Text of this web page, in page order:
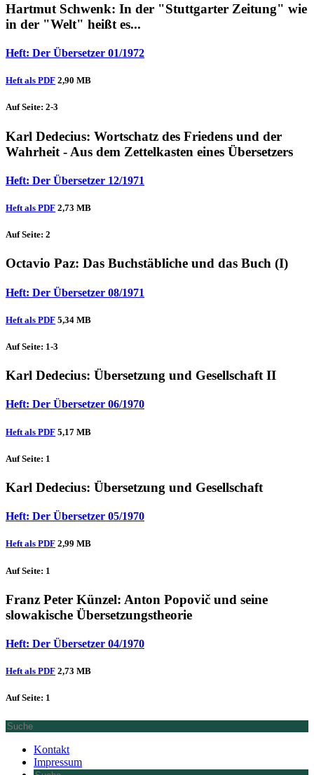
Hartmut Schwenk: In der "Stuttgarter Zeitung" wie
in der "Welt" heißt es...
Heft: Der Übersetzer 01/1972
Heft als PDF 2,90 MB
Auf Seite: 2-3
Karl Dedecius: Wortschatz des Friedens und der
Wahrheit - Aus dem Zettelkasten eines Übersetzers
Heft: Der Übersetzer 12/1971
Heft als PDF 2,73 MB
Auf Seite: 2
Octavio Paz: Das Buchstäbliche und das Buch (I)
Heft: Der Übersetzer 08/1971
Heft als PDF 5,34 MB
Auf Seite: 1-3
Karl Dedecius: Übersetzung und Gesellschaft II
Heft: Der Übersetzer 06/1970
Heft als PDF 5,17 MB
Auf Seite: 1
Karl Dedecius: Übersetzung und Gesellschaft
Heft: Der Übersetzer 05/1970
Heft als PDF 2,99 MB
Auf Seite: 1
Franz Peter Künzel: Anton Popovič und seine
slowakische Übersetzungstheorie
Heft: Der Übersetzer 04/1970
Heft als PDF 2,73 MB
Auf Seite: 1
Kontakt
Impressum